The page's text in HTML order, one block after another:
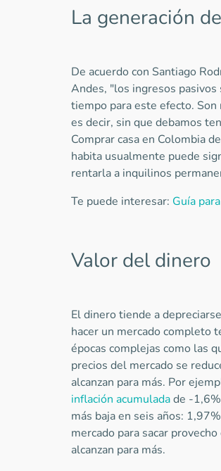
La generación
De acuerdo con Santiago
Andes, "los ingresos pasivos
tiempo para este efecto. Son
es decir, sin que debamos
Comprar casa en Colombia
habita usualmente puede
rentarla a inquilinos
Te puede interesar: Guía
Valor del dinero
El dinero tiende a
hacer un mercado completo
épocas complejas como las
precios del mercado se
alcanzan para más. Por
inflación acumuladade -
más baja en seis años:
mercado para sacar
alcanzan para más.